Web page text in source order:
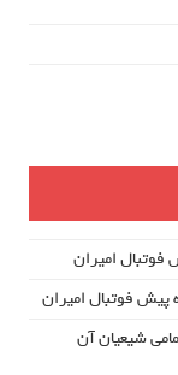
امیران
پیش فوتبال امیران
شیعیان آن